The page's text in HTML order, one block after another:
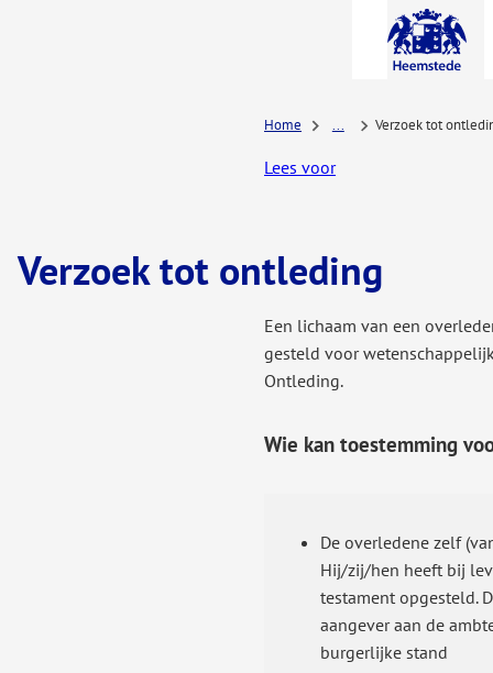
A-Z-
menu
Home Verzoek tot
Lees voor
Verzoek tot ontleding
Een lichaam van een
gesteld voor
Ontleding.
Wie kan toestemming
De overledene zelf
Hij/zij/hen heeft bij
testament opgesteld.
aangever aan de
burgerlijke stand